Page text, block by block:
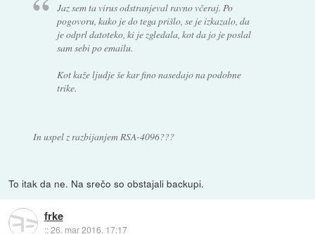
Jaz sem ta virus odstranjeval ravno včeraj. Po
pogovoru, kako je do tega prišlo, se je izkazalo, da
je odprl datoteko, ki je zgledala, kot da jo je poslal
sam sebi po emailu.
Kot kaže ljudje še kar fino nasedajo na podobne
trike.
In uspel z razbijanjem RSA-4096???
To itak da ne. Na srečo so obstajali backupi.
frke
::26. mar 2016, 17:17